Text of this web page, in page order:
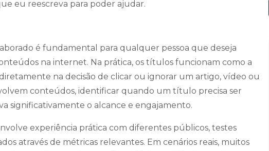
é fundamental para qualquer pessoa que deseja
na internet. Na prática, os títulos funcionam como a
na decisão de clicar ou ignorar um artigo, vídeo ou
conteúdos, identificar quando um título precisa ser
significativamente o alcance e engajamento.
experiência prática com diferentes públicos, testes
através de métricas relevantes. Em cenários reais, muitos